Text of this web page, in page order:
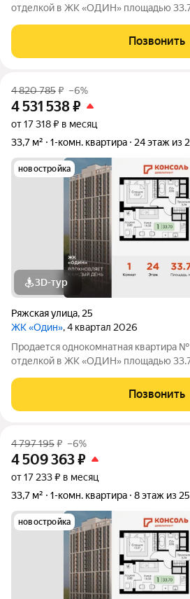
отделкой в ЖК «ОДИН» площадью
Позвонить
4 820 785₽ –6%
4 531 538₽
от 17 318 ₽ в месяц
33,7 м²
1-комн. квартира 24 этаж из
новостройка
3D-тур
Ряжская улица, 25
ЖК «Один», 4 квартал 2026
Продается однокомнатная квартира
отделкой в ЖК «ОДИН» площадью
Позвонить
4 797 195₽ –6%
4 509 363₽
от 17 233 ₽ в месяц
33,7 м²
1-комн. квартира 8 этаж из 25
новостройка